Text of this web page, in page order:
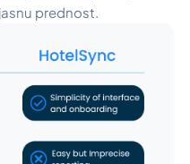
prednost.